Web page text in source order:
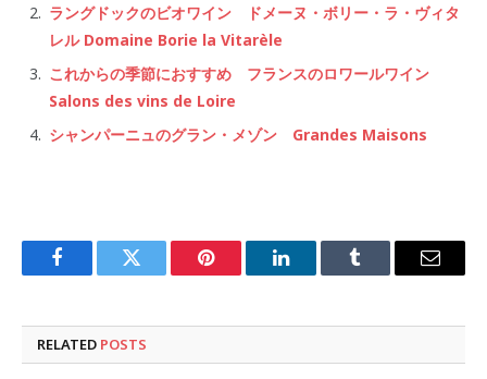
ラングドックのビオワイン ドメーヌ・ボリー・ラ・ヴィタ
レル Domaine Borie la Vitarèle
これからの季節におすすめ フランスのロワールワイン
Salons des vins de Loire
シャンパーニュのグラン・メゾン Grandes Maisons
FacebookTwitter Pinterest LinkedInTumblr Email
RELATED POSTS